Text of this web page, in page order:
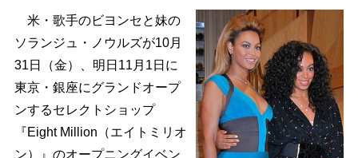
米・歌手のビヨンセと妹の
ソランジュ・ノウルズが10月
31日（金）、明日11月1日に
東京・銀座にグランドオープ
ンするセレクトショップ
『Eight Million（エイトミリオ
ン）』のオープニングイベン